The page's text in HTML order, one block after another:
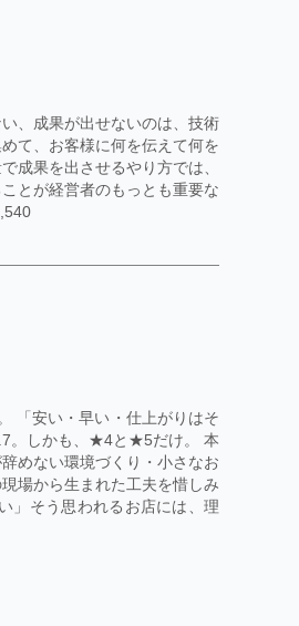
、成果が出せないのは、技術
て、お客様に何を伝えて何を
成果を出させるやり方では、
とが経営者のもっとも重要な
「安い・早い・仕上がりはそ
。しかも、★4と★5だけ。 本
めない環境づくり・小さなお
場から生まれた工夫を惜しみ
」そう思われるお店には、理